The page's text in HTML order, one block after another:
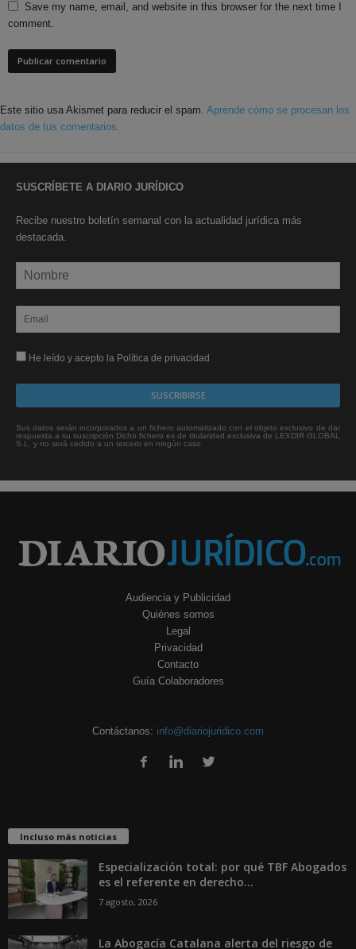
Save my name, email, and website in this browser for the next time I
comment.
Este sitio usa Akismet para reducir el spam. Aprende cómo se procesan los
datos de tus comentarios.
SUSCRÍBETE A DIARIO JURÍDICO
Recibe nuestro boletín semanal con la actualidad jurídica más
destacada.
He leído y acepto la Política de privacidad
Sus datos serán incorporados a un fichero automatizado con el objeto exclusivo de dar
respuesta a su suscripción Dicho fichero es de titularidad exclusiva de LEXDIR GLOBAL
S.L. y no será cedido a un tercero en ningún caso.
Audiencia y Publicidad
Quiénes somos
Legal
Privacidad
Contacto
Guía Colaboradores
Contáctanos: info@diariojuridico.com
Incluso más noticias
Especialización total: por qué TBF Abogados
es el referente en derecho...
7 agosto, 2026
La Abogacía Catalana alerta del riesgo de